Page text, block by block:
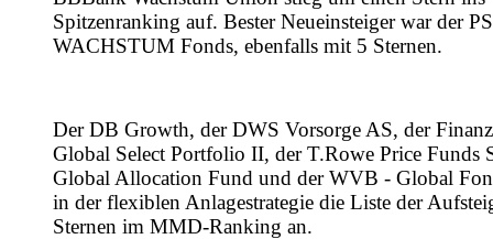
Spitzenranking auf. Bester Neueinsteiger war der
WACHSTUM Fonds, ebenfalls mit 5 Sternen.
Der DB Growth, der DWS Vorsorge AS, der
Global Select Portfolio II, der T.Rowe Price Funds
Global Allocation Fund und der WVB - Global
in der flexiblen Anlagestrategie die Liste der
Sternen im MMD-Ranking an.